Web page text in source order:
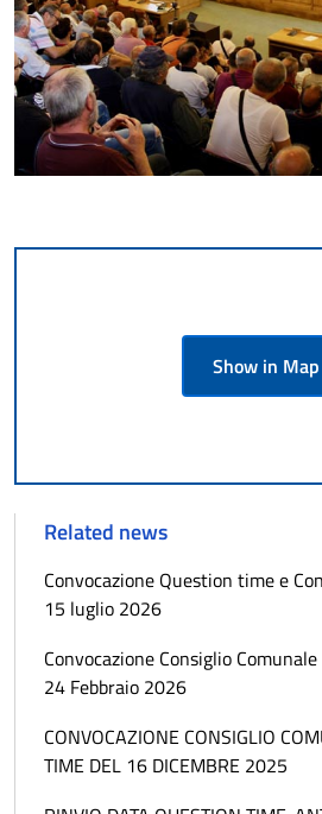
Show in Map
Related news
Convocazione Question time e
15 luglio 2026
Convocazione Consiglio
24 Febbraio 2026
CONVOCAZIONE CONSIGLIO
TIME DEL 16 DICEMBRE 2025